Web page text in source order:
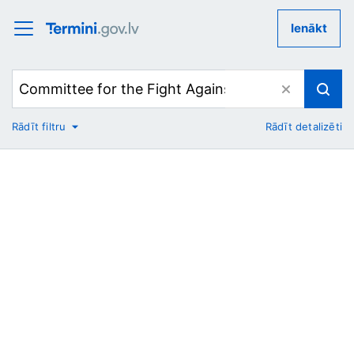
Ienākt
No
Rādīt filtru Rādīt detalizēti